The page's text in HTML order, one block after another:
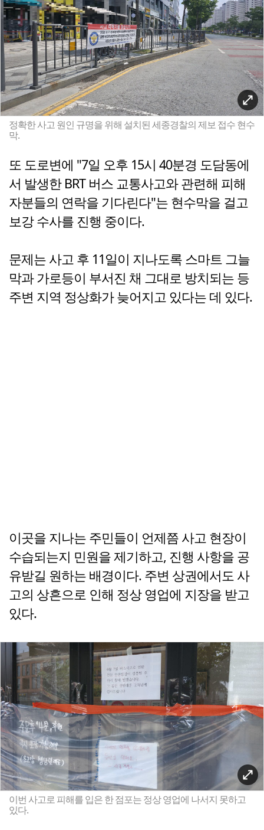
정확한 사고 원인 규명을 위해 설치된 세종경찰의 제보 접수 현수
막.
또 도로변에 "7일 오후 15시 40분경 도담동에
서 발생한 BRT 버스 교통사고와 관련해 피해
자분들의 연락을 기다린다"는 현수막을 걸고
보강 수사를 진행 중이다.
문제는 사고 후 11일이 지나도록 스마트 그늘
막과 가로등이 부서진 채 그대로 방치되는 등
주변 지역 정상화가 늦어지고 있다는 데 있다.
이곳을 지나는 주민들이 언제쯤 사고 현장이
수습되는지 민원을 제기하고, 진행 사항을 공
유받길 원하는 배경이다. 주변 상권에서도 사
고의 상흔으로 인해 정상 영업에 지장을 받고
있다.
이번 사고로 피해를 입은 한 점포는 정상 영업에 나서지 못하고
있다.